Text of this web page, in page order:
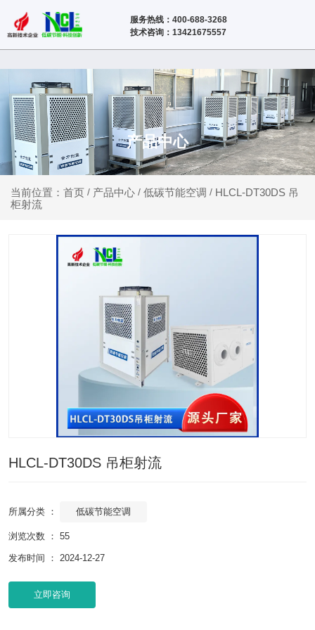
服务热线：400-688-3268
技术咨询：13421675557
产品中心
当前位置：首页 / 产品中心 / 低碳节能空调 / HLCL-DT30DS 吊
柜射流
HLCL-DT30DS 吊柜射流
所属分类 ： 低碳节能空调
浏览次数 ： 55
发布时间 ： 2024-12-27
立即咨询